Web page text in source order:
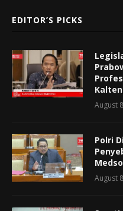
EDITOR’S PICKS
August
Polri
August